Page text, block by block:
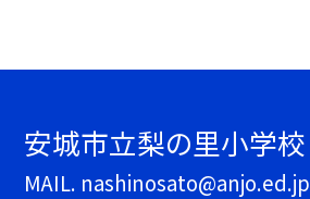
安城市立梨の里小学校
MAIL. nashinosato@anjo.ed.jp